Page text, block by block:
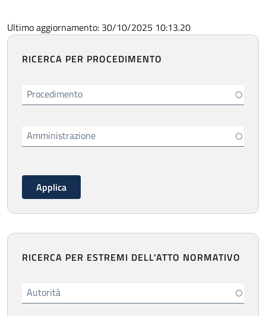
Ultimo aggiornamento: 30/10/2025 10:13.20
RICERCA PER PROCEDIMENTO
Procedimento
Amministrazione
RICERCA PER ESTREMI DELL'ATTO NORMATIVO
Autorità